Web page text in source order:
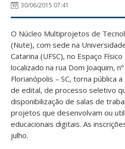
30/06/2015 07:41
O Núcleo Multiprojetos de
(Nute), com sede na
Catarina (UFSC), no Espaço
localizado na rua Dom Joaquim,
Florianópolis – SC, torna pública
de edital, de processo seletivo
disponibilização de salas de
projetos que desenvolvam ou
educacionais digitais. As
julho.